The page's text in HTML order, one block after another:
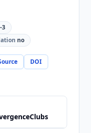
3
no
DOI